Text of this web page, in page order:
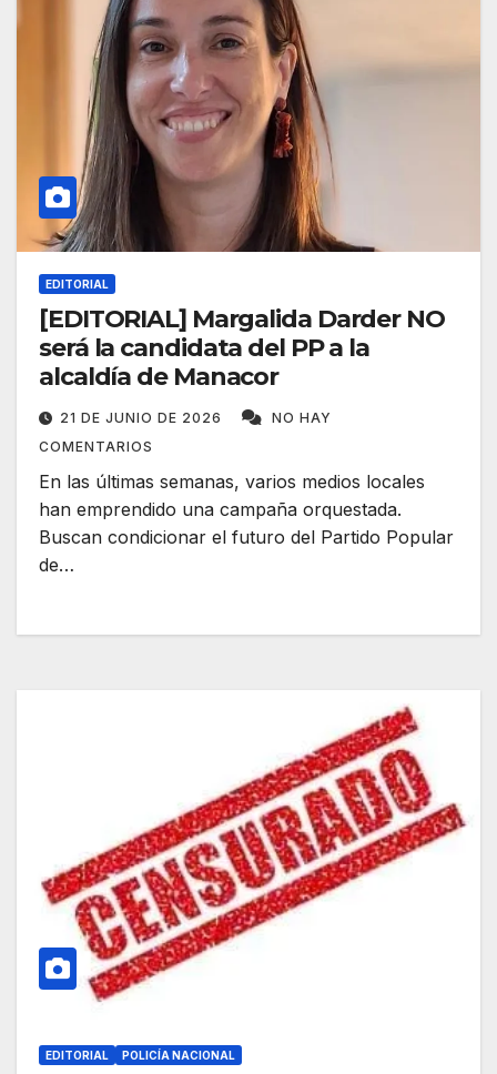
EDITORIAL
[EDITORIAL] Margalida Darder NO
será la candidata del PP a la
alcaldía de Manacor
21 DE JUNIO DE 2026
NO HAY
COMENTARIOS
En las últimas semanas, varios medios locales
han emprendido una campaña orquestada.
Buscan condicionar el futuro del Partido Popular
de…
EDITORIAL POLICÍA NACIONAL